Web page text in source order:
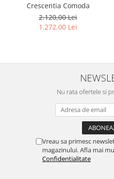
Crescentia Comoda
2.120,00 Lei
1.272,00 Lei
Nu rata ofertele si
Vreau sa primesc
magazinului. Afla mai
Confidentialitate